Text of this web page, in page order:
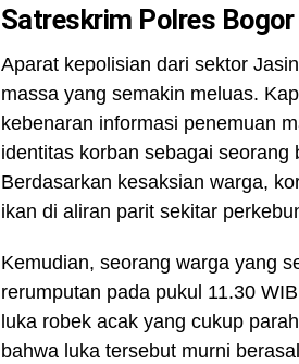
Satreskrim Polres Bogor
Aparat kepolisian dari sektor
massa yang semakin meluas.
kebenaran informasi penemuan
identitas korban sebagai
Berdasarkan kesaksian warga,
ikan di aliran parit sekitar
Kemudian, seorang warga yang
rerumputan pada pukul 11.30
luka robek acak yang cukup
bahwa luka tersebut murni